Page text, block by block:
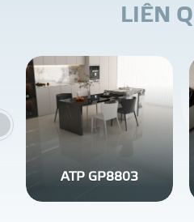
LIÊN Q
ATP GP8803